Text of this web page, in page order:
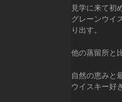
見学に来て初
グレーンウイ
り出す。
他の蒸留所と
自然の恵みと
ウイスキー好